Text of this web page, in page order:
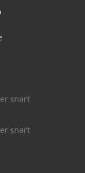
snart
snart